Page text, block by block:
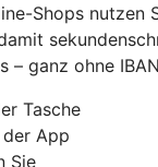
Shops nutzen
– ganz ohne
Tasche
App
Sie